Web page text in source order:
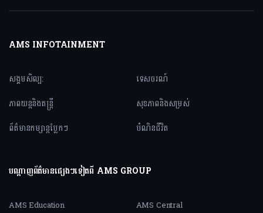
AMS INFOTAINMENT
សង្គមសិល្ប:
ភាពយន្តនិងតន្ត្រី
ព័ត៌មានកម្សាន្តប្លែកៗ
ទេសចរណ៍
សុខភាពនិងសម្រស់
បំណិនជីវិត
បណ្តាញព័ត៌មានផ្សេងៗទៀតពី AMS GROUP
AMS Education
AMS Central